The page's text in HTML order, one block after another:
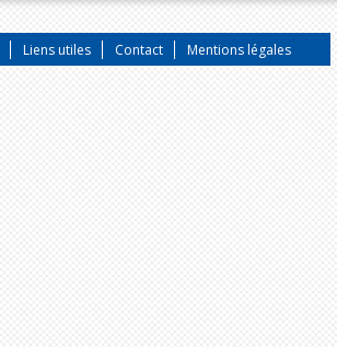
Liens utiles Contact Mentions légales